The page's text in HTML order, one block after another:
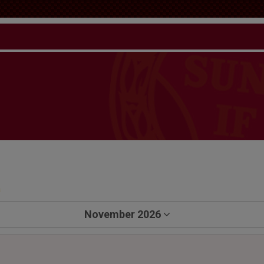
November 2026